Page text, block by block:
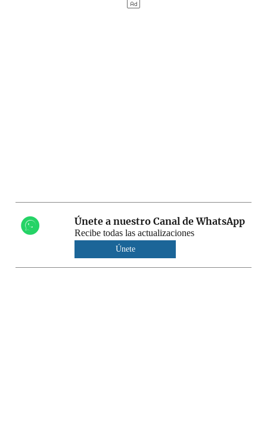
Únete a nuestro Canal de WhatsApp
Recibe todas las actualizaciones
Únete